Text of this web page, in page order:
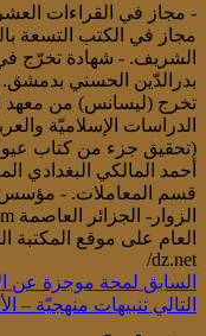
- مجاز في القراءات
مجاز في الكتب التسعة
الشريف. - شهادة تخرّج
بدرالدّين الحسني بدمشق. -
تخرج (ليسانس) من معهد
الدراسات الإسلاميّة
(تحقيق جزء من كتاب
قسم المعاملات. - مؤسس
dz.net/
السابق لمحة موجزة عن
التالي تنبيهات منهجيّة –